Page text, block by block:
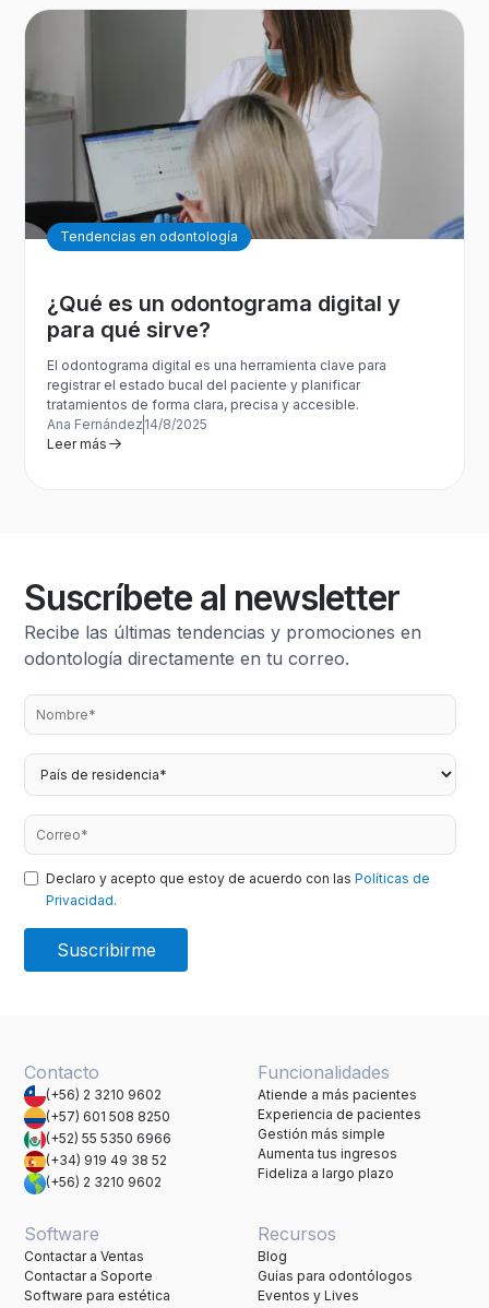
Tendencias en odontología
¿Qué es un odontograma digital y
para qué sirve?
El odontograma digital es una herramienta clave para
registrar el estado bucal del paciente y planificar
tratamientos de forma clara, precisa y accesible.
Ana Fernández 14/8/2025
Leer más
Suscríbete al newsletter
Recibe las últimas tendencias y promociones en
odontología directamente en tu correo.
Declaro y acepto que estoy de acuerdo con lasPolíticas de
Privacidad.
Contacto
(+56) 2 3210 9602
(+57) 601 508 8250
(+52) 55 5350 6966
(+34) 919 49 38 52
(+56) 2 3210 9602
Funcionalidades
Atiende a más pacientes
Experiencia de pacientes
Gestión más simple
Aumenta tus ingresos
Fideliza a largo plazo
Software
Contactar a Ventas
Contactar a Soporte
Software para estética
Recursos
Blog
Guías para odontólogos
Eventos y Lives